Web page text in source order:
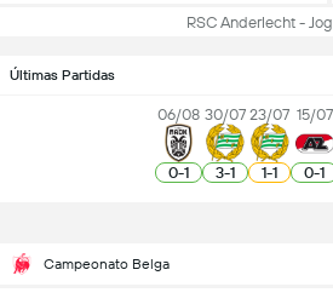
RSC Anderlecht -
Últimas Partidas
06/08
0-1
30/07
3-1
23/07
1-1
15/07
0-1
Campeonato Belga